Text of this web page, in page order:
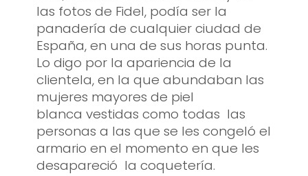
las fotos de Fidel, podía ser la
panadería de cualquier ciudad de
España, en una de sus horas punta.
Lo digo por la apariencia de la
clientela, en la que abundaban las
mujeres mayores de piel
blanca vestidas como todas las
personas a las que se les congeló el
armario en el momento en que les
desapareció la coquetería.